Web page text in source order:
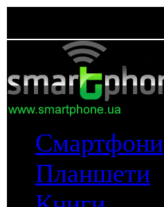
Смартфони
Планшети